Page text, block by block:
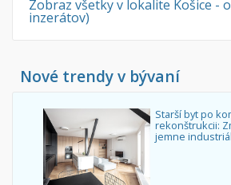
Zobraz všetky v lokalite Košice -
inzerátov)
Nové trendy v bývaní
Starší byt po
rekonštrukcii:
jemne